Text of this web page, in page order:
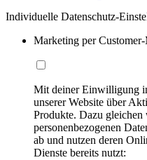
Individuelle Datenschutz-
Marketing per
Mit deiner Einwilligung
unserer Website über
Produkte. Dazu gleichen
personenbezogenen
ab und nutzen deren
Dienste bereits nutzt: